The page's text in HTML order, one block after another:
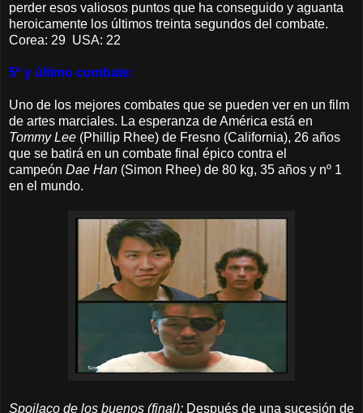
perder esos valiosos puntos que ha conseguido y aguanta
heroicamente los últimos treinta segundos del combate.
Corea: 29 USA: 22
5º y último combate:
Uno de los mejores combates que se pueden ver en un film
de artes marciales. La esperanza de América está en
Tommy Lee (Phillip Rhee) de Fresno (California), 26 años
que se batirá en un combate final épico contra el
campeón Dae Han (Simon Rhee) de 80 kg, 35 años y nº 1
en el mundo.
Spoilaco de los buenos (final): Después de una sucesión de